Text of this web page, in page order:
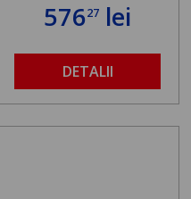
57627 lei
DETALII